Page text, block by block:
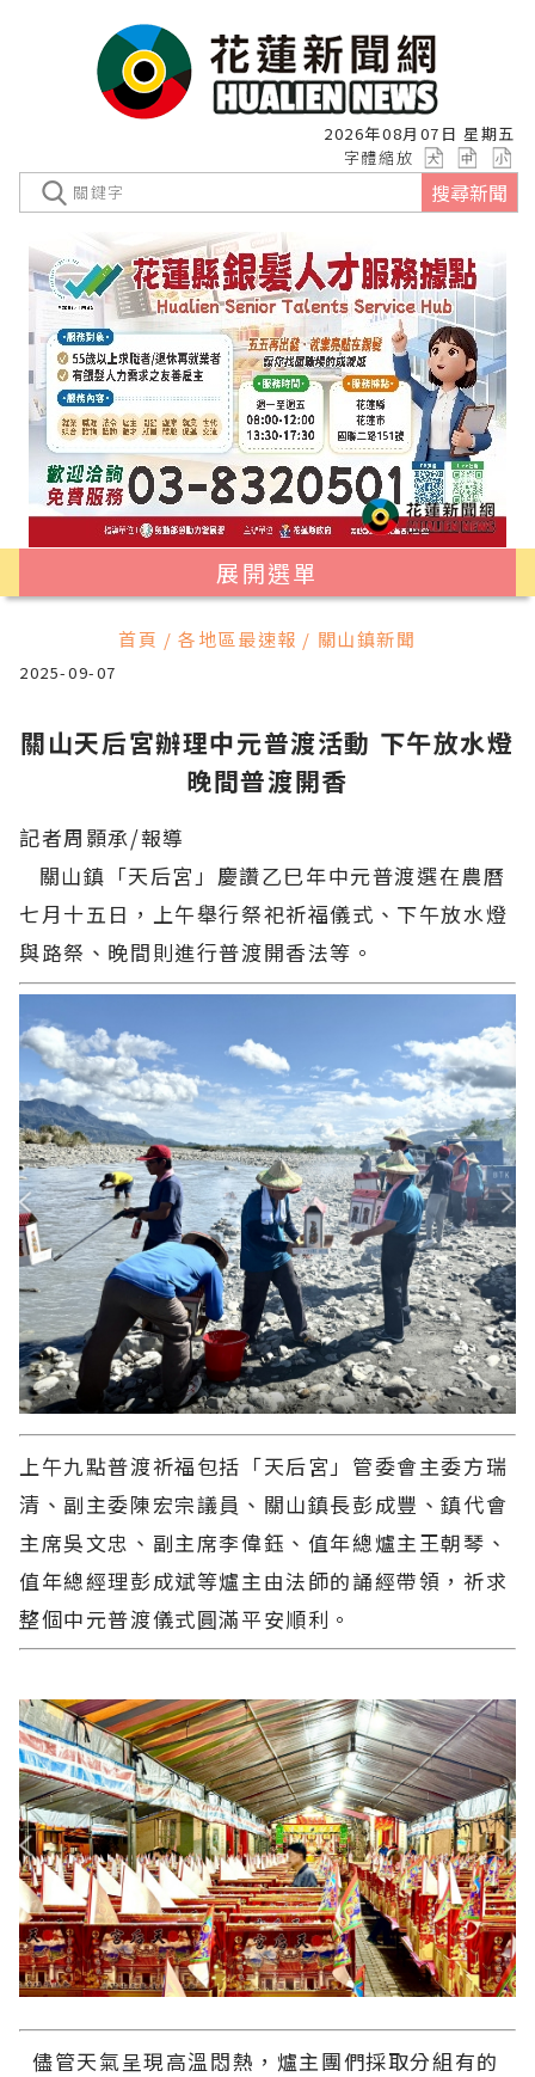
2026年08月07日 星期五
字體縮放
搜尋新聞
展開選單
首頁 / 各地區最速報 / 關山鎮新聞
2025-09-07
關山天后宮辦理中元普渡活動 下午放水燈
晚間普渡開香
記者周顥承/報導
關山鎮「天后宮」慶讚乙巳年中元普渡選在農曆
七月十五日，上午舉行祭祀祈福儀式、下午放水燈
與路祭、晚間則進行普渡開香法等。
上午九點普渡祈福包括「天后宮」管委會主委方瑞
清、副主委陳宏宗議員、關山鎮長彭成豐、鎮代會
主席吳文忠、副主席李偉鈺、值年總爐主王朝琴、
值年總經理彭成斌等爐主由法師的誦經帶領，祈求
整個中元普渡儀式圓滿平安順利。
儘管天氣呈現高溫悶熱，爐主團們採取分組有的